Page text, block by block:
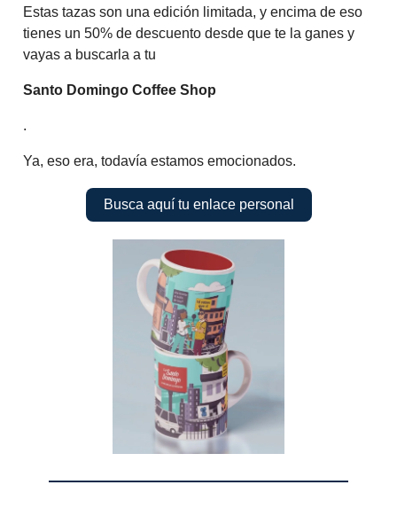
Estas tazas son una edición limitada, y encima de eso
tienes un 50% de descuento desde que te la ganes y
vayas a buscarla a tu
Santo Domingo Coffee Shop
.
Ya, eso era, todavía estamos emocionados.
Busca aquí tu enlace personal